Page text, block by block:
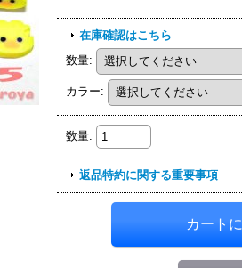
在庫確認はこちら
数量:
カラー:
数量:
返品特約に関する重要事項